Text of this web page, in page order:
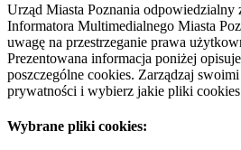
Urząd Miasta Poznania odpowiedzialny
Informatora Multimedialnego Miasta
uwagę na przestrzeganie prawa
Prezentowana informacja poniżej
poszczególne cookies. Zarządzaj
prywatności i wybierz jakie pliki cookies
Wybrane pliki cookies: